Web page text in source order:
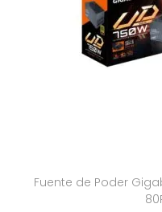
Fuente de Poder